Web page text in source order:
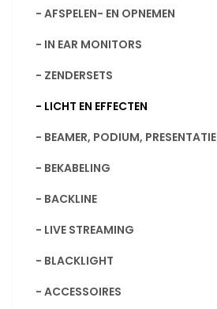
- AFSPELEN- EN OPNEMEN
- IN EAR MONITORS
- ZENDERSETS
- LICHT EN EFFECTEN
- BEAMER, PODIUM, PRESENTATIE
- BEKABELING
- BACKLINE
- LIVE STREAMING
- BLACKLIGHT
- ACCESSOIRES